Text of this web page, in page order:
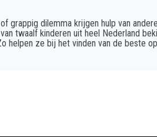
grappig dilemma krijgen hulp van
twaalf kinderen uit heel Nederland
helpen ze bij het vinden van de beste